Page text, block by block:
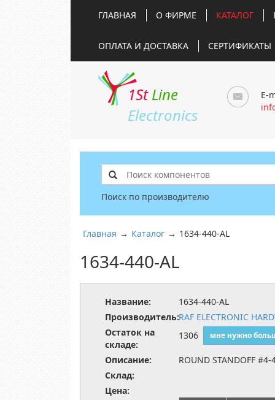
ГЛАВНАЯ О ФИРМЕ КАТАЛОГ
ОПЛАТА И ДОСТАВКА СЕРТИФИКАТЫ
1St Line
Electronics
E-
Поиск по производителю
Главная → Каталог → 1634-440-AL
1634-440-AL
Название:
1634-440-AL
Производитель:RAF ELECTRONIC
Остаток на
складе:
1306 мне нужно
Описание:
ROUND STANDOFF
Склад:
Цена: